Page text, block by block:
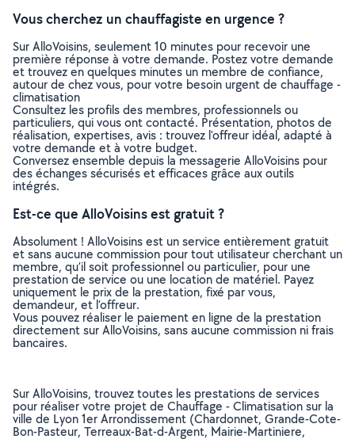
Vous cherchez un chauffagiste en urgence ?
Sur AlloVoisins, seulement 10 minutes pour recevoir une
première réponse à votre demande. Postez votre demande
et trouvez en quelques minutes un membre de confiance,
autour de chez vous, pour votre besoin urgent de chauffage -
climatisation
Consultez les profils des membres, professionnels ou
particuliers, qui vous ont contacté. Présentation, photos de
réalisation, expertises, avis : trouvez l'offreur idéal, adapté à
votre demande et à votre budget.
Conversez ensemble depuis la messagerie AlloVoisins pour
des échanges sécurisés et efficaces grâce aux outils
intégrés.
Est-ce que AlloVoisins est gratuit ?
Absolument ! AlloVoisins est un service entièrement gratuit
et sans aucune commission pour tout utilisateur cherchant un
membre, qu’il soit professionnel ou particulier, pour une
prestation de service ou une location de matériel. Payez
uniquement le prix de la prestation, fixé par vous,
demandeur, et l’offreur.
Vous pouvez réaliser le paiement en ligne de la prestation
directement sur AlloVoisins, sans aucune commission ni frais
bancaires.
Sur AlloVoisins, trouvez toutes les prestations de services
pour réaliser votre projet de Chauffage - Climatisation sur la
ville de Lyon 1er Arrondissement (Chardonnet, Grande-Cote-
Bon-Pasteur, Terreaux-Bat-d-Argent, Mairie-Martiniere,